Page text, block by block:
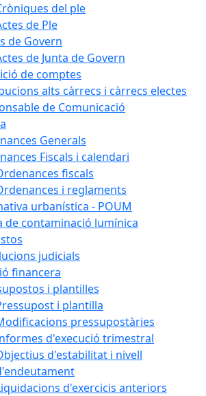
del ple
de Ple
de Govern
de Junta de Govern
de comptes
alts càrrecs i càrrecs electes
de Comunicació
Generals
Fiscals i calendari
fiscals
i reglaments
urbanística - POUM
de contaminació lumínica
judicials
financera
i plantilles
i plantilla
pressupostàries
d'execució trimestral
d'estabilitat i nivell
d'exercicis anteriors